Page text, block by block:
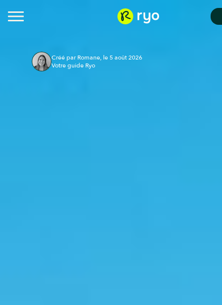
Créé par Romane, le 5 août 2026
Votre guide Ryo